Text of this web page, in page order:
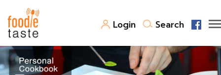
Login Search
สูตรอาหาร